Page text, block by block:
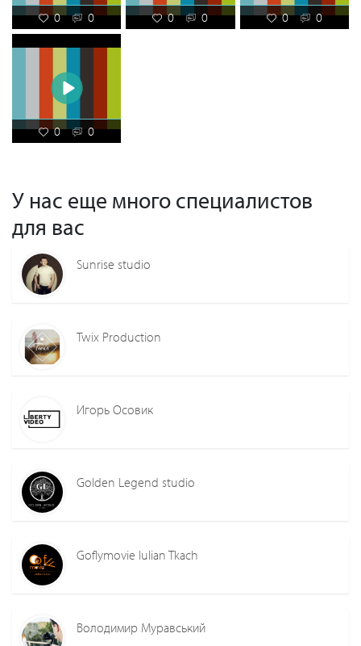
0 0 0 0 0 0
0 0
У нас еще много специалистов
для вас
Sunrise studio
Twix Production
Игорь Осовик
Golden Legend studio
Goflymovie Iulian Tkach
Володимир Муравський